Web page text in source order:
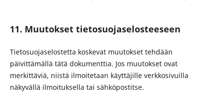
11. Muutokset tietosuojaselosteeseen
Tietosuojaselostetta koskevat muutokset tehdään
päivittämällä tätä dokumenttia. Jos muutokset ovat
merkittäviä, niistä ilmoitetaan käyttäjille verkkosivuilla
näkyvällä ilmoituksella tai sähköpostitse.